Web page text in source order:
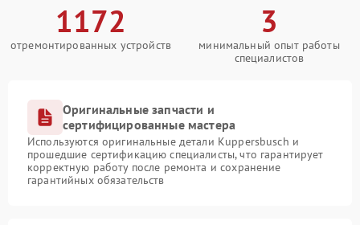
1172
отремонтированных устройств
3
минимальный опыт работы
специалистов
Оригинальные запчасти и
сертифицированные мастера
Используются оригинальные детали Kuppersbusch и
прошедшие сертификацию специалисты, что гарантирует
корректную работу после ремонта и сохранение
гарантийных обязательств